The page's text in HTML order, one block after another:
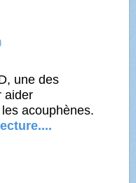
une des
aider
les acouphènes.